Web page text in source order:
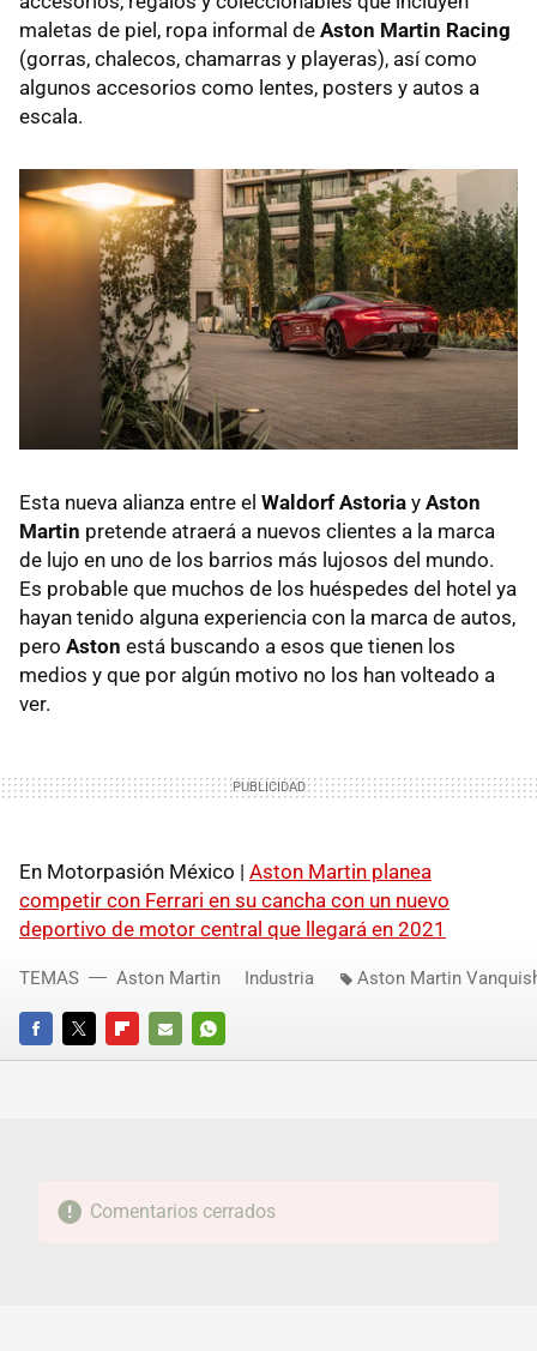
maletas de piel, ropa informal de Aston Martin Racing
(gorras, chalecos, chamarras y playeras), así como
algunos accesorios como lentes, posters y autos a
escala.
Esta nueva alianza entre el Waldorf Astoria y Aston
Martin pretende atraerá a nuevos clientes a la marca
de lujo en uno de los barrios más lujosos del mundo.
Es probable que muchos de los huéspedes del hotel ya
hayan tenido alguna experiencia con la marca de autos,
pero Aston está buscando a esos que tienen los
medios y que por algún motivo no los han volteado a
ver.
En Motorpasión México | Aston Martin planea
competir con Ferrari en su cancha con un nuevo
deportivo de motor central que llegará en 2021
FACEBOOKTWITTERFLIPBOARD
E-
WHATSAPP
TEMAS Aston Martin Industria Aston Martin
Comentarios cerrados